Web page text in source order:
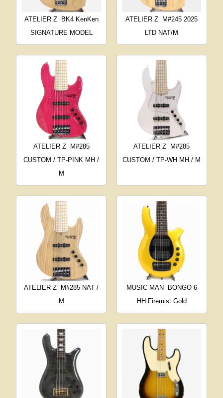
ATELIER Z
BK4 KenKen
SIGNATURE MODEL
ATELIER Z M#245 2025
LTD NAT/M
ATELIER Z
M#285
CUSTOM / TP-PINK MH /
M
ATELIER Z
M#285
CUSTOM / TP-WH MH / M
ATELIER Z M#285 NAT /
M
MUSIC MAN
BONGO 6
HH Firemist Gold